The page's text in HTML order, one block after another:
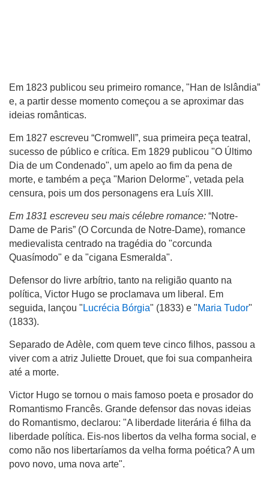
Em 1823 publicou seu primeiro romance, "Han de Islândia”
e, a partir desse momento começou a se aproximar das
ideias românticas.
Em 1827 escreveu “Cromwell”, sua primeira peça teatral,
sucesso de público e crítica. Em 1829 publicou "O Último
Dia de um Condenado", um apelo ao fim da pena de
morte, e também a peça "Marion Delorme", vetada pela
censura, pois um dos personagens era Luís XIII.
Em 1831 escreveu seu mais célebre romance: “Notre-
Dame de Paris” (O Corcunda de Notre-Dame), romance
medievalista centrado na tragédia do "corcunda
Quasímodo" e da "cigana Esmeralda".
Defensor do livre arbítrio, tanto na religião quanto na
política, Victor Hugo se proclamava um liberal. Em
seguida, lançou " Lucrécia Bórgia" (1833) e "Maria Tudor"
(1833).
Separado de Adèle, com quem teve cinco filhos, passou a
viver com a atriz Juliette Drouet, que foi sua companheira
até a morte.
Victor Hugo se tornou o mais famoso poeta e prosador do
Romantismo Francês. Grande defensor das novas ideias
do Romantismo, declarou: "A liberdade literária é filha da
liberdade política. Eis-nos libertos da velha forma social, e
como não nos libertaríamos da velha forma poética? A um
povo novo, uma nova arte".